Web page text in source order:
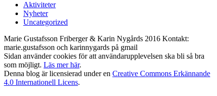
Aktiviteter
Nyheter
Uncategorized
Marie Gustafsson Friberger & Karin Nygårds 2016 Kontakt:
marie.gustafsson och karinnygards på gmail
Sidan använder cookies för att användarupplevelsen ska bli så bra
som möjligt. Läs mer här.
Denna blog är licensierad under en Creative Commons Erkännande
4.0 Internationell Licens.